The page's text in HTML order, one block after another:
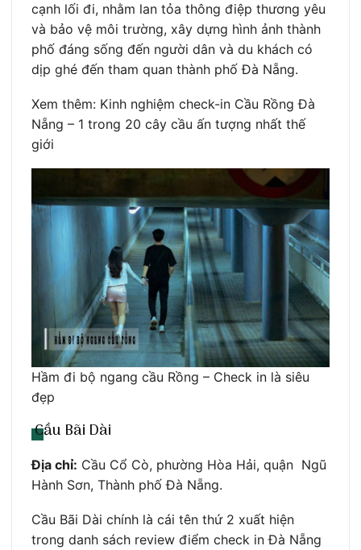
cạnh lối đi, nhằm lan tỏa thông điệp thương yêu
và bảo vệ môi trường, xây dựng hình ảnh thành
phố đáng sống đến người dân và du khách có
dịp ghé đến tham quan thành phố Đà Nẵng.
Xem thêm: Kinh nghiệm check-in Cầu Rồng Đà
Nẵng – 1 trong 20 cây cầu ấn tượng nhất thế
giới
Hầm đi bộ ngang cầu Rồng – Check in là siêu
đẹp
Cầu Bãi Dài
Địa chỉ: Cầu Cổ Cò, phường Hòa Hải, quận Ngũ
Hành Sơn, Thành phố Đà Nẵng.
Cầu Bãi Dài chính là cái tên thứ 2 xuất hiện
trong danh sách review điểm check in Đà Nẵng